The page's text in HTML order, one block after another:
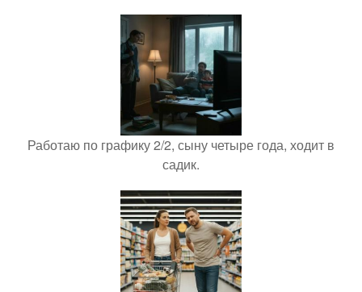
Работаю по графику 2/2, сыну четыре года, ходит в
садик.